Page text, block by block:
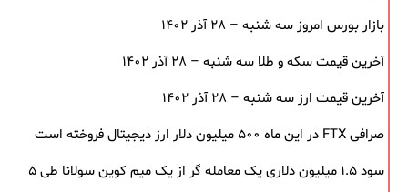
بازار بورس امروز سه شنبه – ۲۸ آذر ۱۴۰۲
آخرین قیمت سکه و طلا سه شنبه – ۲۸ آذر ۱۴۰۲
آخرین قیمت ارز سه شنبه – ۲۸ آذر ۱۴۰۲
صرافی FTX در این ماه ۵۰۰ میلیون دلار ارز دیجیتال فروخته است
سود ۱.۵ میلیون دلاری یک معامله ‌گر از یک میم‌ کوین سولانا طی ۵